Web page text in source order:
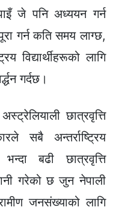
जे पनि अध्ययन गर्न
गर्न कति समय लाग्छ,
विद्यार्थीहरूको लागि
गर्दछ।
छात्रवृत्ति
सबै अन्तर्राष्ट्रिय
बढी छात्रवृत्ति
गरेको छ जुन नेपाली
जनसंख्याको लागि